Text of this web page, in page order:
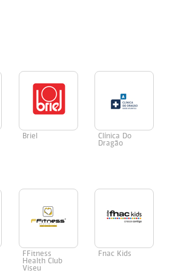
Briel
Clínica Do
Dragão
FFitness
Health Club
Viseu
Fnac Kids